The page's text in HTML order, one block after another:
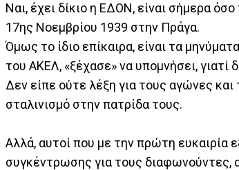
Ναι, έχει δίκιο η ΕΔΟΝ, είναι σήμερα
17ης Νοεμβρίου 1939 στην Πράγα.
Όμως το ίδιο επίκαιρα, είναι τα
του ΑΚΕΛ, «ξέχασε» να υπομνήσει, γιατί
Δεν είπε ούτε λέξη για τους αγώνες
σταλινισμό στην πατρίδα τους.
Αλλά, αυτοί που με την πρώτη
συγκέντρωσης για τους διαφωνούντες,